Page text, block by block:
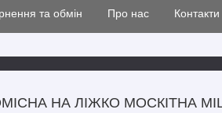
та обмін Про нас Контакти
НА ЛІЖКО МОСКІТНА MIL-